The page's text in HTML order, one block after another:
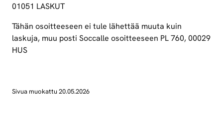
01051 LASKUT
Tähän osoitteeseen ei tule lähettää muuta kuin
laskuja, muu posti Soccalle osoitteeseen PL 760, 00029
HUS
Sivua muokattu 20.05.2026